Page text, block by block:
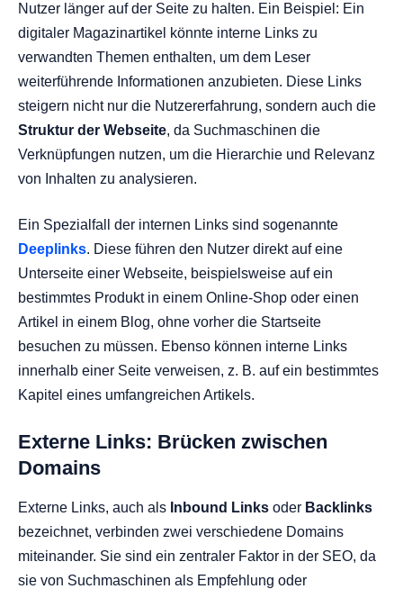
Nutzer länger auf der Seite zu halten. Ein Beispiel: Ein
digitaler Magazinartikel könnte interne Links zu
verwandten Themen enthalten, um dem Leser
weiterführende Informationen anzubieten. Diese Links
steigern nicht nur die Nutzererfahrung, sondern auch die
Struktur der Webseite, da Suchmaschinen die
Verknüpfungen nutzen, um die Hierarchie und Relevanz
von Inhalten zu analysieren.
Ein Spezialfall der internen Links sind sogenannte
Deeplinks. Diese führen den Nutzer direkt auf eine
Unterseite einer Webseite, beispielsweise auf ein
bestimmtes Produkt in einem Online-Shop oder einen
Artikel in einem Blog, ohne vorher die Startseite
besuchen zu müssen. Ebenso können interne Links
innerhalb einer Seite verweisen, z. B. auf ein bestimmtes
Kapitel eines umfangreichen Artikels.
Externe Links: Brücken zwischen
Domains
Externe Links, auch als Inbound Links oder Backlinks
bezeichnet, verbinden zwei verschiedene Domains
miteinander. Sie sind ein zentraler Faktor in der SEO, da
sie von Suchmaschinen als Empfehlung oder